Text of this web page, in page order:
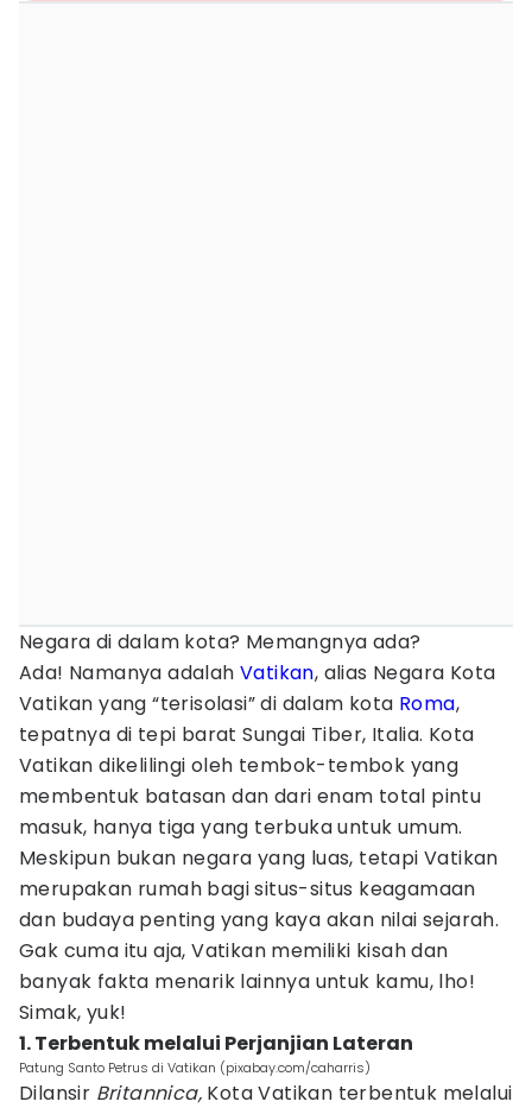
Negara di dalam kota? Memangnya ada?
Ada! Namanya adalah Vatikan, alias Negara Kota
Vatikan yang “terisolasi” di dalam kota Roma,
tepatnya di tepi barat Sungai Tiber, Italia. Kota
Vatikan dikelilingi oleh tembok-tembok yang
membentuk batasan dan dari enam total pintu
masuk, hanya tiga yang terbuka untuk umum.
Meskipun bukan negara yang luas, tetapi Vatikan
merupakan rumah bagi situs-situs keagamaan
dan budaya penting yang kaya akan nilai sejarah.
Gak cuma itu aja, Vatikan memiliki kisah dan
banyak fakta menarik lainnya untuk kamu, lho!
Simak, yuk!
1. Terbentuk melalui Perjanjian Lateran
Patung Santo Petrus di Vatikan (pixabay.com/caharris)
Dilansir Britannica, Kota Vatikan terbentuk melalui